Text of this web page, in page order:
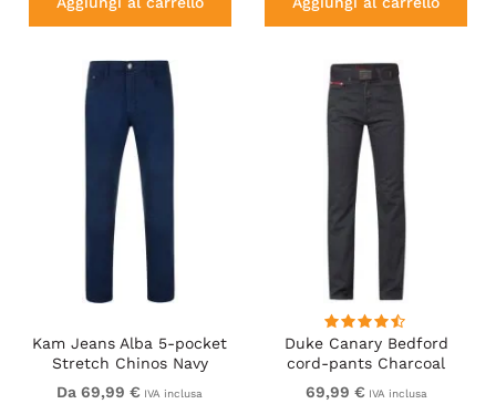
Kam Jeans Alba 5-pocket
Stretch Chinos Navy
Da 69,99 € IVA inclusa
Duke Canary Bedford
cord-pants Charcoal
69,99 € IVA inclusa